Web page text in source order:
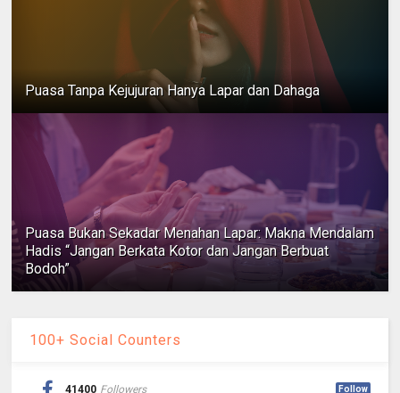
Puasa Tanpa Kejujuran Hanya Lapar dan Dahaga
Puasa Bukan Sekadar Menahan Lapar: Makna Mendalam
Hadis “Jangan Berkata Kotor dan Jangan Berbuat
Bodoh”
100+ Social Counters
41400 Followers Follow